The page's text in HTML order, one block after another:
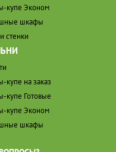
купе Эконом
шкафы
стенки
купе на заказ
купе Готовые
купе Эконом
шкафы